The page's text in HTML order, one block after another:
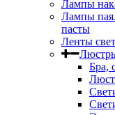
Лампы
Лампы
пасты
Ленты
Бра,